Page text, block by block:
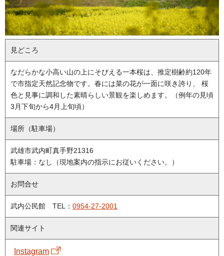
見どころ
なだらかな小高い山の上にそびえる一本桜は、推定樹齢約120年
で市指定天然記念物です。春には菜の花が一面に咲き誇り、 桜
色と見事に調和した素晴らしい景観を楽しめます。（例年の見頃
3月下旬から4月上旬頃）
場所（駐車場）
武雄市武内町真手野21316
駐車場：なし（現地案内の指示にお従いください。）
お問合せ
武内公民館 TEL： 0954-27-2001
関連サイト
Instagram